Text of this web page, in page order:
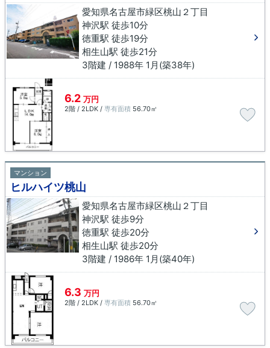
愛知県名古屋市緑区桃山２丁目
神沢駅 徒歩10分
徳重駅 徒歩19分
相生山駅 徒歩21分
3階建 / 1988年 1月(築38年)
6.2 万円
2階 / 2LDK / 専有面積 56.70㎡
マンション
ヒルハイツ桃山
愛知県名古屋市緑区桃山２丁目
神沢駅 徒歩9分
徳重駅 徒歩20分
相生山駅 徒歩20分
3階建 / 1986年 1月(築40年)
6.3 万円
2階 / 2LDK / 専有面積 56.70㎡